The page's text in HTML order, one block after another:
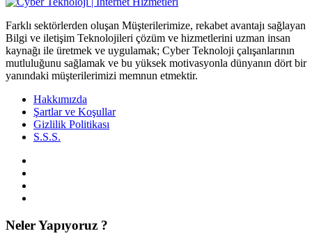
Farklı sektörlerden oluşan Müşterilerimize, rekabet avantajı sağlayan
Bilgi ve iletişim Teknolojileri çözüm ve hizmetlerini uzman insan
kaynağı ile üretmek ve uygulamak; Cyber Teknoloji çalışanlarının
mutluluğunu sağlamak ve bu yüksek motivasyonla dünyanın dört bir
yanındaki müşterilerimizi memnun etmektir.
Hakkımızda
Şartlar ve Koşullar
Gizlilik Politikası
S.S.S.
Neler Yapıyoruz ?